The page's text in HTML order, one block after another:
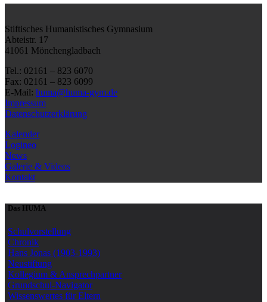
Stiftisches Humanistisches Gymnasium
Abteistr. 17
41061 Mönchengladbach
Tel.: 02161 – 823 6070
Fax: 02161 – 823 6099
E-Mail: huma@huma-gym.de
Impressum
Datenschutzerklärung
Kalender
Logineo
News
Galerie & Videos
Kontakt
Das HUMA
Schulvorstellung
Chronik
Hans Jonas (1903-1993)
Neustiftung
Kollegium & Ansprechpartner
Grundschul-Navigator
Wissenswertes für Eltern